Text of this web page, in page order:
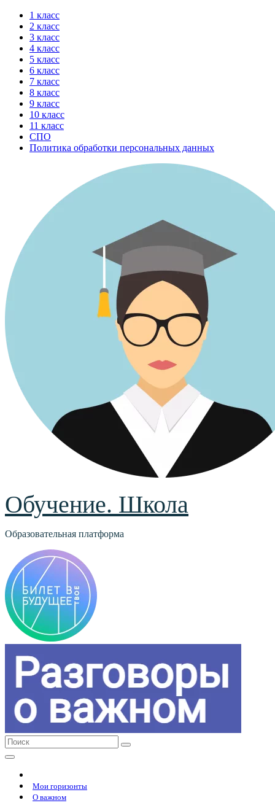
Перейти
содержимому
1 класс
2 класс
3 класс
4 класс
5 класс
6 класс
7 класс
8 класс
9 класс
10 класс
11 класс
СПО
Политика обработки персональных данных
Обучение. Школа
Образовательная платформа
Мои горизонты
О важном